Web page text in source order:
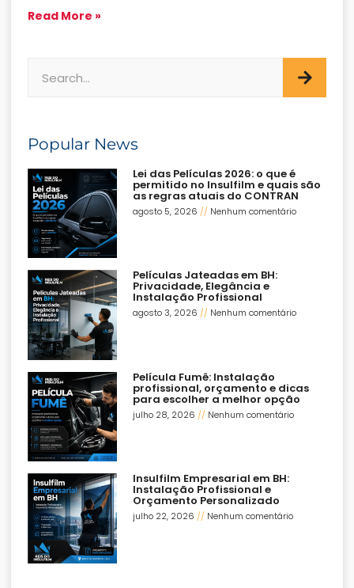
Read More »
Popular News
Lei das Películas 2026: o que é
permitido no Insulfilm e quais são
as regras atuais do CONTRAN
agosto 5, 2026 Nenhum comentário
Películas Jateadas em BH:
Privacidade, Elegância e
Instalação Profissional
agosto 3, 2026 Nenhum comentário
Película Fumê: Instalação
profissional, orçamento e dicas
para escolher a melhor opção
julho 28, 2026 Nenhum comentário
Insulfilm Empresarial em BH:
Instalação Profissional e
Orçamento Personalizado
julho 22, 2026 Nenhum comentário